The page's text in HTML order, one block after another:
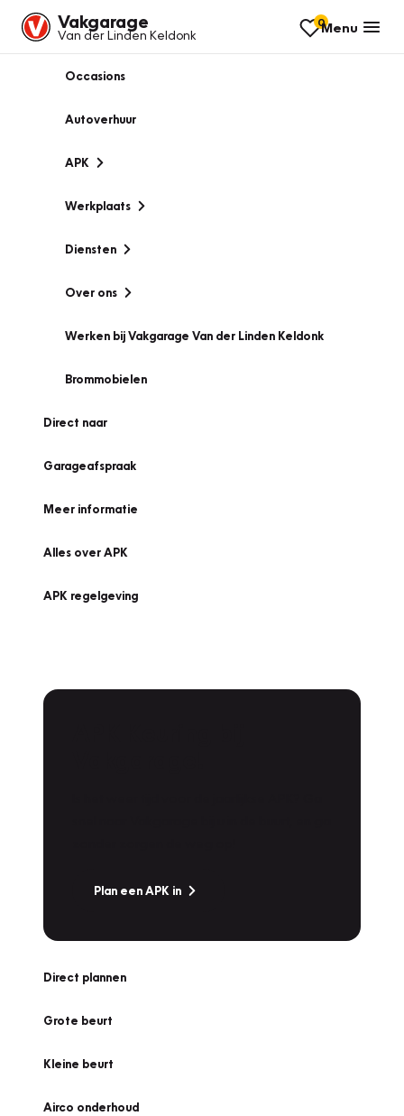
Vakgarage
Van der Linden Keldonk
0Menu
Occasions
Autoverhuur
APK
Werkplaats
Diensten
Over ons
Werken bij Vakgarage Van der Linden Keldonk
Brommobielen
Direct naar
Garageafspraak
Meer informatie
Alles over APK
APK regelgeving
Plan een APK in
Direct plannen
Grote beurt
Kleine beurt
Airco onderhoud